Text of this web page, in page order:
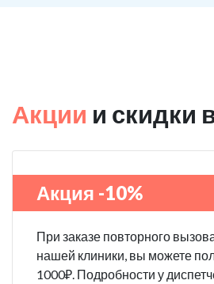
Акции и скидки
Акция -10%
При заказе повторного
нашей клиники, вы можете
1000₽. Подробности у